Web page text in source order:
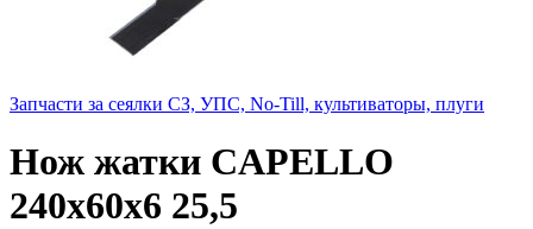
Запчасти за сеялки СЗ, УПС, No-Till, культиваторы, плуги
Нож жатки CAPELLO
240x60x6 25,5